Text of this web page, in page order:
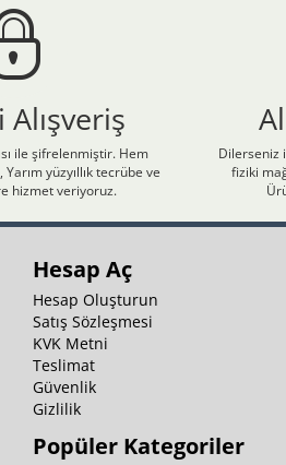
ile şifrelenmiştir. Hem
yüzyıllık tecrübe ve
hizmet veriyoruz.
Dilerseniz
fiziki
Hesap Aç
Hesap Oluşturun
Satış Sözleşmesi
KVK Metni
Teslimat
Güvenlik
Gizlilik
Popüler Kategoriler